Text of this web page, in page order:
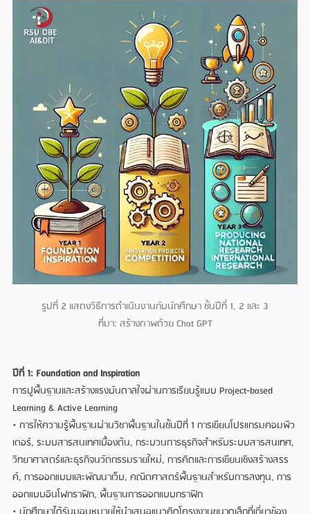
รูปที่ 2 แสดงวิธีการดําเนินงานกับนักศึกษา ชั้นปที่ 1, 2 และ 3
ที่มา: สรางภาพดวย Chat GPT
ปที่ 1: Foundation and Inspiration
การปูพื้นฐานและสรางแรงบันดาลใจผานการเรียนรูแบบ Project-based
Learning & Active Learning
• การใหความรูพื้นฐานผานวิชาพื้นฐานในชั้นปที่ 1 การเขียนโปรแกรมคอมพิว
เตอร, ระบบสารสนเทศเบื้องตน, กระบวนการธุรกิจสําหรับระบบสารสนเทศ,
วิทยาศาสตรและธุรกิจนวัตกรรมรายใหม, การคิดและการเขียนเชิงสรางสรร
ค, การออกแบบและพัฒนาเว็บ, คณิตศาสตรพื้นฐานสําหรับการลงทุน, การ
ออกแบบอินโฟกราฟก, พื้นฐานการออกแบบกราฟก